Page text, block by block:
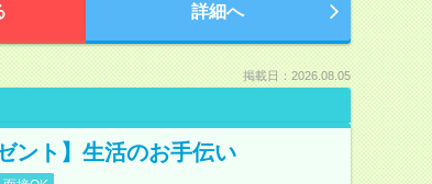
詳細へ
掲載日：2026.08.05
ント】生活のお手伝い